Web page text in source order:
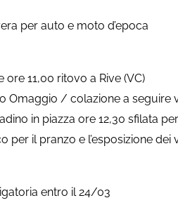
per auto e moto d’epoca
11,00 ritovo a Rive (VC)
Omaggio / colazione a seguire
in piazza ore 12,30 sfilata
per il pranzo e l’esposizione
entro il 24/03